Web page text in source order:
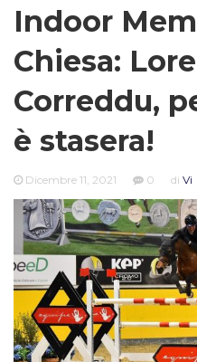
Indoor
Chiesa:
Correddu,
è stasera!
Dicembre 11, 2021 0 di Vi